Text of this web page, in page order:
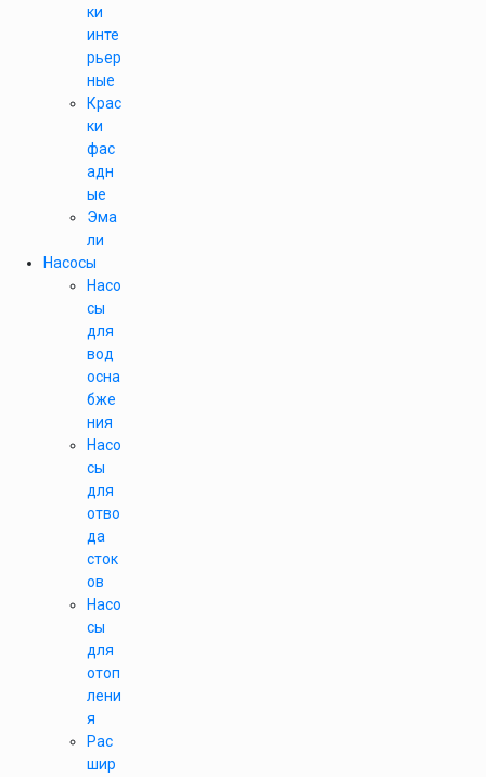
ки
инте
рьер
ные
Крас
ки
фас
адн
ые
Эма
ли
Насосы
Насо
сы
для
вод
осна
бже
ния
Насо
сы
для
отво
да
сток
ов
Насо
сы
для
отоп
лени
я
Рас
шир